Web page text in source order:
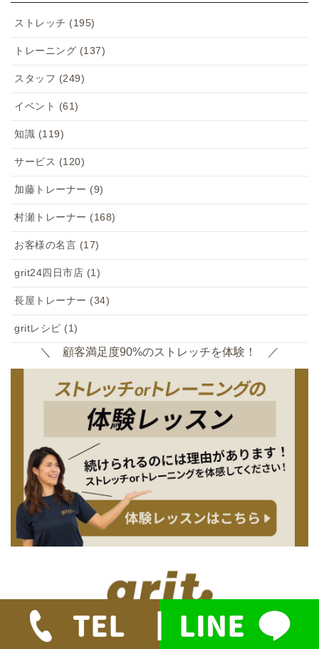
ストレッチ (195)
トレーニング (137)
スタッフ (249)
イベント (61)
知識 (119)
サービス (120)
加藤トレーナー (9)
村瀬トレーナー (168)
お客様の名言 (17)
grit24四日市店 (1)
長屋トレーナー (34)
gritレシピ (1)
＼ 顧客満足度90%のストレッチを体験！ ／
パーソナルトレーニングもできるストレッチ専門店